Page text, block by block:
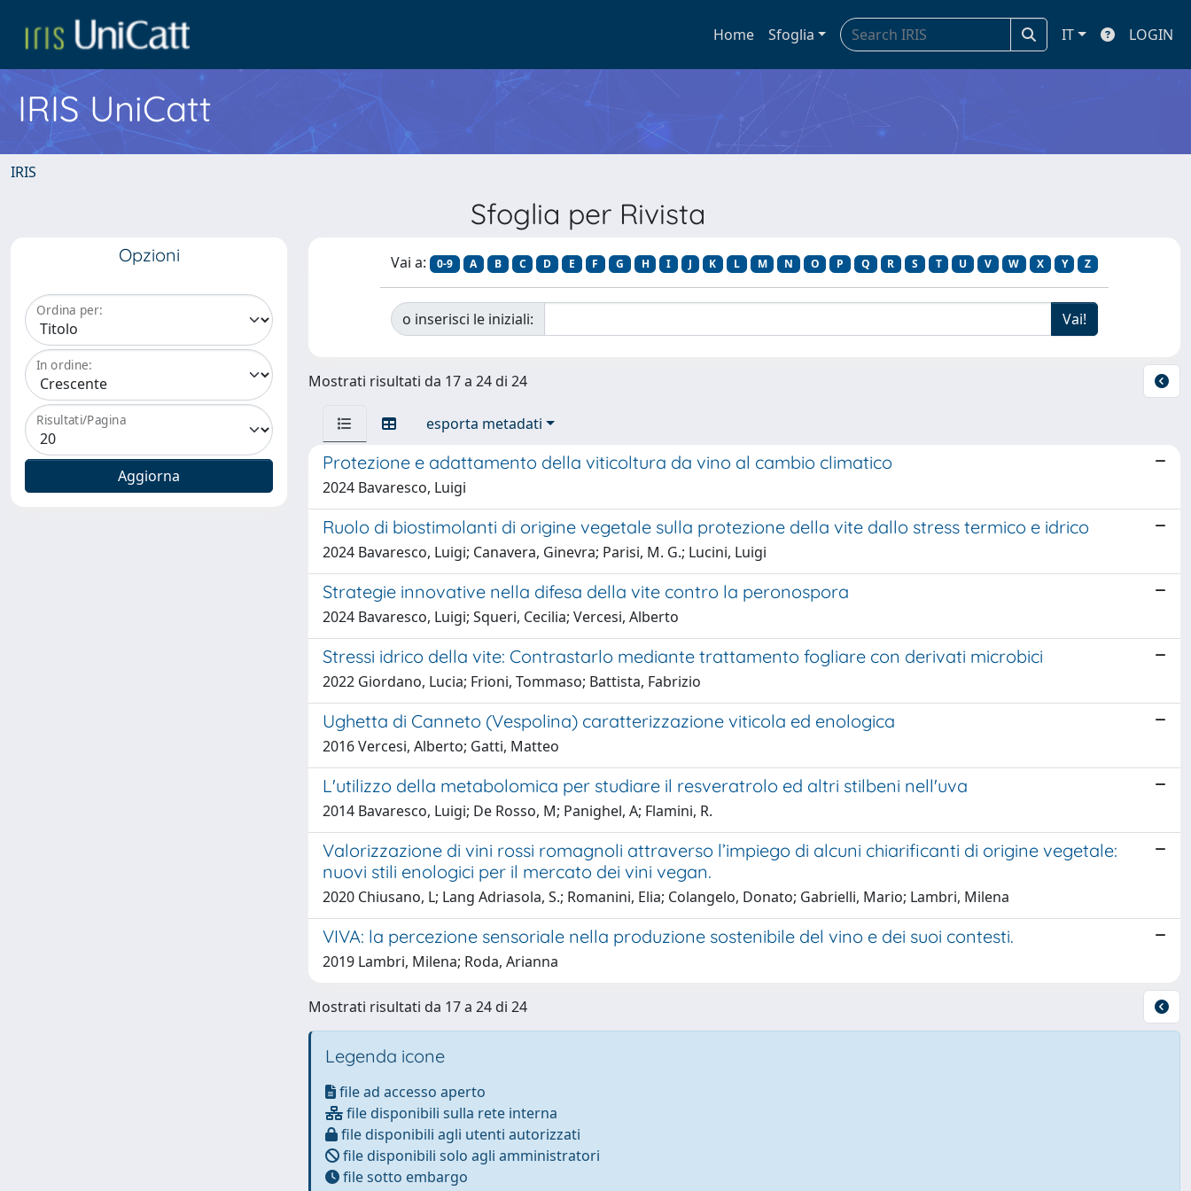
Home Sfoglia IT LOGIN
IRIS UniCatt
IRIS
Sfoglia per Rivista
Opzioni
Ordina per:
In ordine:
Risultati/Pagina
Vai a: 0-9 A B C D E F G H I J K L M N O P Q R S T U V W X Y Z
o inserisci le iniziali:
Mostrati risultati da 17 a 24 di 24
esporta metadati
Protezione e adattamento della viticoltura da vino al cambio climatico
2024 Bavaresco, Luigi
Ruolo di biostimolanti di origine vegetale sulla protezione della vite dallo stress termico e idrico
2024 Bavaresco, Luigi; Canavera, Ginevra; Parisi, M. G.; Lucini, Luigi
Strategie innovative nella difesa della vite contro la peronospora
2024 Bavaresco, Luigi; Squeri, Cecilia; Vercesi, Alberto
Stressi idrico della vite: Contrastarlo mediante trattamento fogliare con derivati microbici
2022 Giordano, Lucia; Frioni, Tommaso; Battista, Fabrizio
Ughetta di Canneto (Vespolina) caratterizzazione viticola ed enologica
2016 Vercesi, Alberto; Gatti, Matteo
L'utilizzo della metabolomica per studiare il resveratrolo ed altri stilbeni nell'uva
2014 Bavaresco, Luigi; De Rosso, M; Panighel, A; Flamini, R.
Valorizzazione di vini rossi romagnoli attraverso l’impiego di alcuni chiarificanti di origine vegetale:
nuovi stili enologici per il mercato dei vini vegan.
2020 Chiusano, L; Lang Adriasola, S.; Romanini, Elia; Colangelo, Donato; Gabrielli, Mario; Lambri, Milena
VIVA: la percezione sensoriale nella produzione sostenibile del vino e dei suoi contesti.
2019 Lambri, Milena; Roda, Arianna
Mostrati risultati da 17 a 24 di 24
Legenda icone
file ad accesso aperto
file disponibili sulla rete interna
file disponibili agli utenti autorizzati
file disponibili solo agli amministratori
file sotto embargo